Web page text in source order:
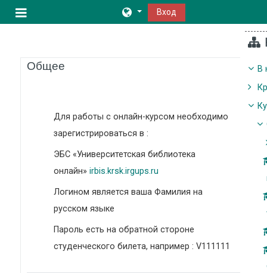
Боковая панель
Вход
Тематический план
Общее
Для работы с онлайн-курсом необходимо
зарегистрироваться в :
ЭБС «Университетская библиотека
онлайн»irbis.krsk.irgups.ru
Логином является ваша Фамилия на
русском языке
Пароль есть на обратной стороне
студенческого билета, например : V111111
В